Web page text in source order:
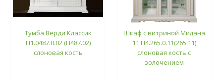
Тумба Верди Классик
П1.0487.0.02 (П487.02)
слоновая кость
Шкаф с витриной Милана
11 П4.265.0.11(265.11)
слоновая кость с
золочением